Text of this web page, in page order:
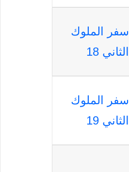
سفر الملوك
الثاني 18
سفر الملوك
الثاني 19